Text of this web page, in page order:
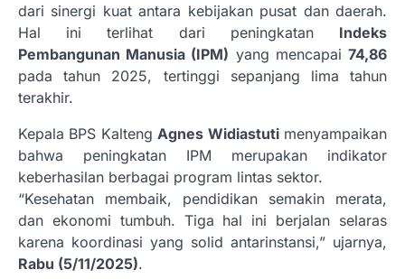
dari sinergi kuat antara kebijakan pusat dan daerah.
Hal ini terlihat dari peningkatan Indeks
Pembangunan Manusia (IPM) yang mencapai74,86
pada tahun 2025, tertinggi sepanjang lima tahun
terakhir.
Kepala BPS Kalteng Agnes Widiastutimenyampaikan
bahwa peningkatan IPM merupakan indikator
keberhasilan berbagai program lintas sektor.
“Kesehatan membaik, pendidikan semakin merata,
dan ekonomi tumbuh. Tiga hal ini berjalan selaras
karena koordinasi yang solid antarinstansi,” ujarnya,
Rabu (5/11/2025).